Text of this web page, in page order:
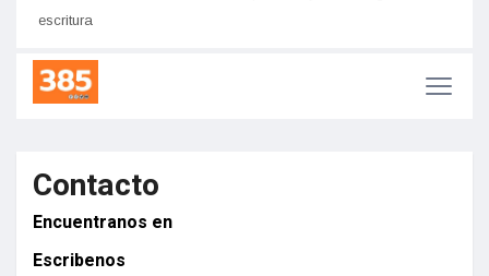
La Municipalidad mantiene abierta la tercera convocatoria de
escritura
Contacto
Encuentranos en
Escribenos